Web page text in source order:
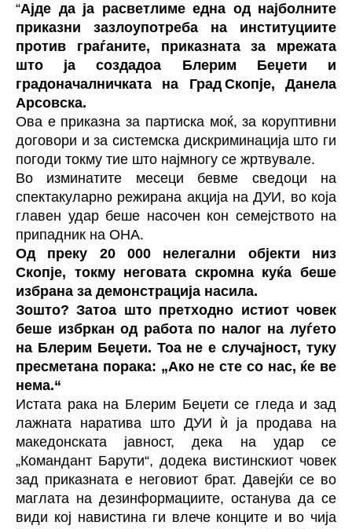
“Ајде да ја расветлиме една од најболните
приказни зазлоупотреба на институциите
против граѓаните, приказната за мрежата
што ја создадоа Блерим Беџети и
градоначалничката на Град Скопје, Данела
Арсовска.
Ова е приказна за партиска моќ, за коруптивни
договори и за системска дискриминација што ги
погоди токму тие што најмногу се жртвувале.
Bо изминатите месеци бевме сведоци на
спектакуларно режирана акција на ДУИ, во која
главен удар беше насочен кон семејството на
припадник на ОНА.
Од преку 20 000 нелегални објекти низ
Скопје, токму неговата скромна куќа беше
избрана за демонстрација насила.
Зошто? Затоа што претходно истиот човек
беше избркан од работа по налог на луѓето
на Блерим Беџети. Тоа не е случајност, туку
пресметана порака: „Ако не сте со нас, ќе ве
нема.“
Истата рака на Блерим Беџети се гледа и зад
лажната наратива што ДУИ ѝ ја продава на
македонската јавност, дека на удар се
„Командант Барути“, додека вистинскиот човек
зад приказната е неговиот брат. Давејќи се во
маглата на дезинформациите, останува да се
види кој навистина ги влече конците и во чија